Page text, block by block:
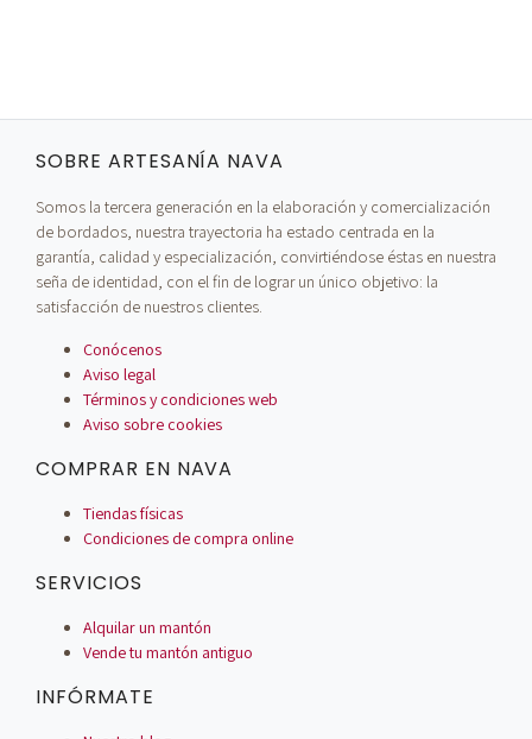
SOBRE ARTESANÍA NAVA
Somos la tercera generación en la elaboración y comercialización
de bordados, nuestra trayectoria ha estado centrada en la
garantía, calidad y especialización, convirtiéndose éstas en nuestra
seña de identidad, con el fin de lograr un único objetivo: la
satisfacción de nuestros clientes.
Conócenos
Aviso legal
Términos y condiciones web
Aviso sobre cookies
COMPRAR EN NAVA
Tiendas físicas
Condiciones de compra online
SERVICIOS
Alquilar un mantón
Vende tu mantón antiguo
INFÓRMATE